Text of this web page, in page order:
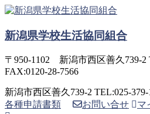
コ
テ
ツ
へ
キ
ッ
新潟県学校生活協同組合
〒950-1102 新潟市西区善久739-2
FAX:0120-28-7566
新潟市西区善久739-2 TEL:025-
各種申請書類
お問い合せ マ